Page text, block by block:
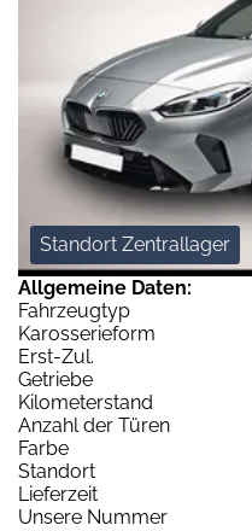
Standort Zentrallager
Allgemeine Daten:
Fahrzeugtyp
Karosserieform
Erst-Zul.
Getriebe
Kilometerstand
Anzahl der Türen
Farbe
Standort
Lieferzeit
Unsere Nummer